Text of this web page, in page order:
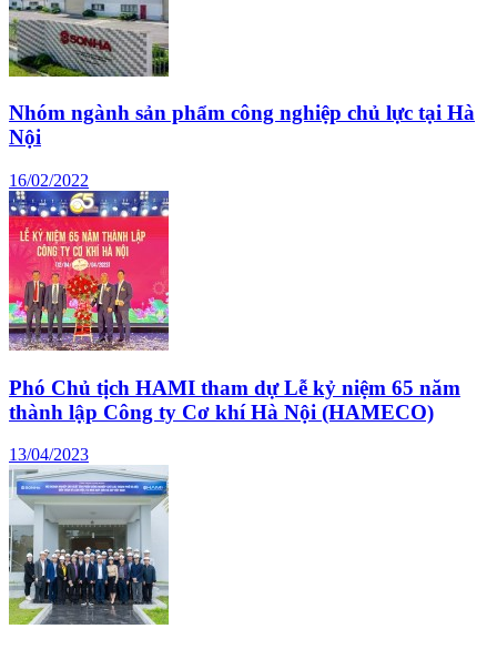
Nhóm ngành sản phẩm công nghiệp chủ lực tại Hà
Nội
16/02/2022
Phó Chủ tịch HAMI tham dự Lễ kỷ niệm 65 năm
thành lập Công ty Cơ khí Hà Nội (HAMECO)
13/04/2023